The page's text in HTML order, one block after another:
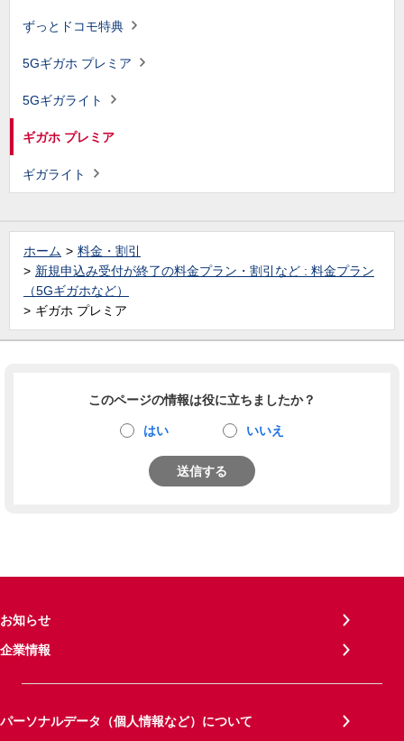
ずっとドコモ特典
5Gギガホ プレミア
5Gギガライト
ギガホ プレミア
ギガライト
ホーム
料金・割引
新規申込み受付が終了の料金プラン・割引など : 料金プラン
（5Gギガホなど）
ギガホ プレミア
このページの情報は役に立ちましたか？
はい いいえ
送信する
お知らせ
企業情報
パーソナルデータ（個人情報など）について